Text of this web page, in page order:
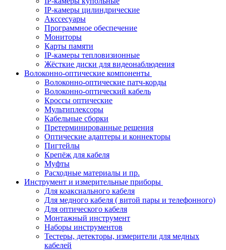
IP-камеры цилиндрические
Акссесуары
Программное обеспечение
Мониторы
Карты памяти
IP-камеры тепловизионные
Жёсткие диски для видеонаблюдения
Волоконно-оптические компоненты
Волоконно-оптические патч-корды
Волоконно-оптический кабель
Кроссы оптические
Мультиплексоры
Кабельные сборки
Претерминированные решения
Оптические адаптеры и коннекторы
Пигтейлы
Крепёж для кабеля
Муфты
Расходные материалы и пр.
Инструмент и измерительные приборы
Для коаксиального кабеля
Для медного кабеля ( витой пары и телефонного)
Для оптического кабеля
Монтажный инструмент
Наборы инструментов
Тестеры, детекторы, измерители для медных
кабелей